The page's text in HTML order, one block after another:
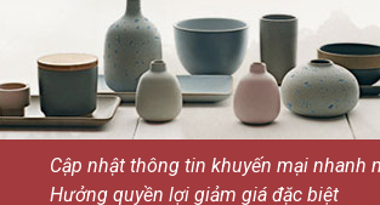
Cập nhật thông tin khuyến mại nhanh
Hưởng quyền lợi giảm giá đặc biệt